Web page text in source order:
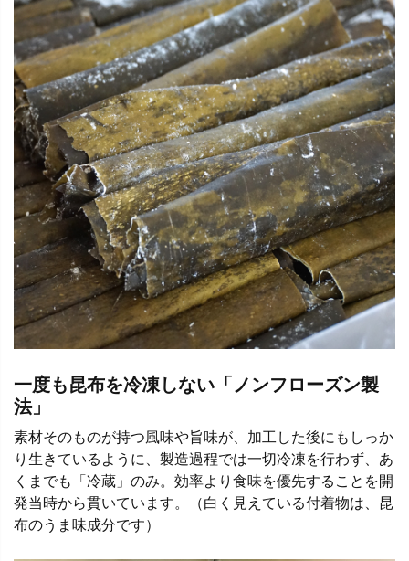
一度も昆布を冷凍しない「ノンフローズン製
法」
素材そのものが持つ風味や旨味が、加工した後にもしっか
り生きているように、製造過程では一切冷凍を行わず、あ
くまでも「冷蔵」のみ。効率より食味を優先することを開
発当時から貫いています。（白く見えている付着物は、昆
布のうま味成分です）